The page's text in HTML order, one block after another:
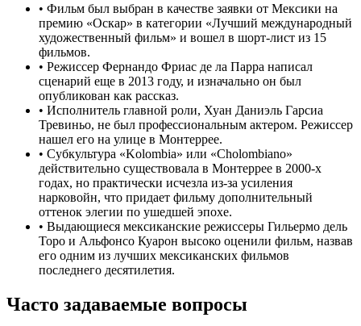
• Фильм был выбран в качестве заявки от Мексики на
премию «Оскар» в категории «Лучший международный
художественный фильм» и вошел в шорт-лист из 15
фильмов.
• Режиссер Фернандо Фриас де ла Парра написал
сценарий еще в 2013 году, и изначально он был
опубликован как рассказ.
• Исполнитель главной роли, Хуан Даниэль Гарсиа
Тревиньо, не был профессиональным актером. Режиссер
нашел его на улице в Монтеррее.
• Субкультура «Kolombia» или «Cholombiano»
действительно существовала в Монтеррее в 2000-х
годах, но практически исчезла из-за усиления
нарковойн, что придает фильму дополнительный
оттенок элегии по ушедшей эпохе.
• Выдающиеся мексиканские режиссеры Гильермо дель
Торо и Альфонсо Куарон высоко оценили фильм, назвав
его одним из лучших мексиканских фильмов
последнего десятилетия.
Часто задаваемые вопросы